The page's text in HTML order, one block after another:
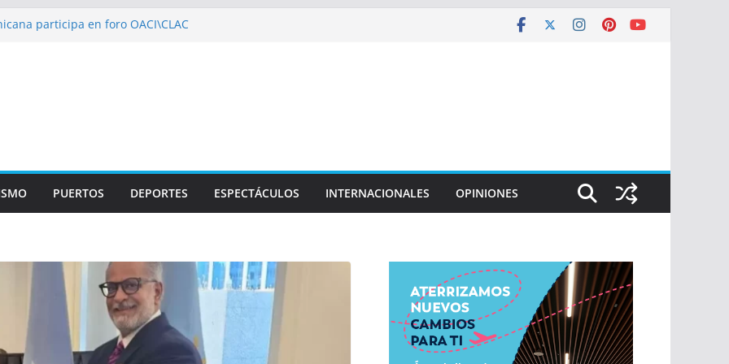
participa en foro OACI\CLAC
en normas de calidad ISO
multidisciplinario operativo médico
PUERTOS DEPORTES ESPECTÁCULOS INTERNACIONALES OPINIONES